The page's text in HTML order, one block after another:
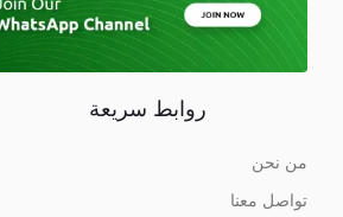
روابط سريعة
من نحن
تواصل معنا